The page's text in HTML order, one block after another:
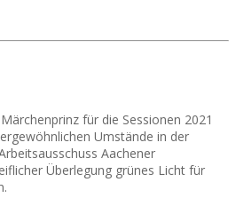
für die Sessionen 2021
Umstände in der
Aachener
Überlegung grünes Licht für